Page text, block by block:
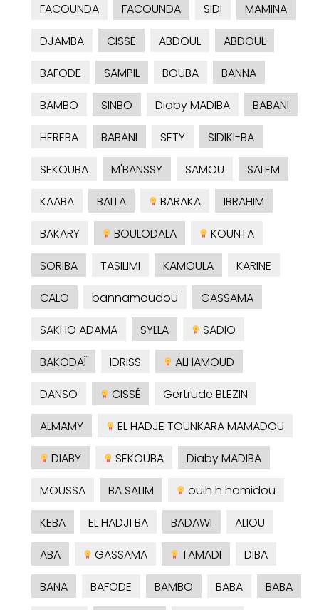
FACOUNDA
FACOUNDA SIDI
MAMINA
DJAMBA
CISSE ABDOUL
ABDOUL
BAFODE
SAMPIL BOUBA
BANNA
BAMBO
SINBO Diaby MADIBA
BABANI
HEREBA
BABANI SETY
SIDIKI-BA
SEKOUBA
M'BANSSY SAMOU
SALEM
KAABA
BALLA BARAKA
IBRAHIM
BAKARY
BOULODALA
KOUNTA
SORIBA
TASILIMI KAMOULA
KARINE
CALO
bannamoudou
GASSAMA
SAKHO ADAMA
SYLLA
SADIO
BAKODAÏ
IDRISS
ALHAMOUD
DANSO
CISSÉ
Gertrude BLEZIN
ALMAMY
EL HADJE TOUNKARA MAMADOU
DIABY
SEKOUBA
Diaby MADIBA
MOUSSA
BA SALIM
ouih h hamidou
KEBA
EL HADJI BA BADAWI
ALIOU
ABA
GASSAMA TAMADI
DIBA
BANA
BAFODE BAMBO BABA
BABA